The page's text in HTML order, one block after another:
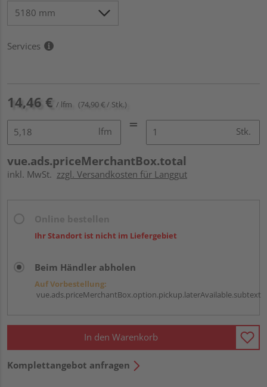
Services
14,46 € / lfm (74,90 € / Stk.)
lfm Stk.
vue.ads.priceMerchantBox.total
inkl. MwSt. zzgl. Versandkosten für Langgut
Ihr Standort ist nicht im Liefergebiet
Beim Händler abholen
Auf Vorbestellung:
vue.ads.priceMerchantBox.option.pickup.laterAvailable.subtext
In den Warenkorb
Komplettangebot anfragen